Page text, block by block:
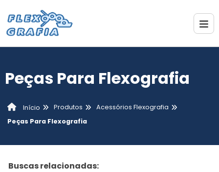
Peças Para Flexografia
Início Produtos
Acessórios Flexografia
Peças Para Flexografia
Buscas relacionadas: